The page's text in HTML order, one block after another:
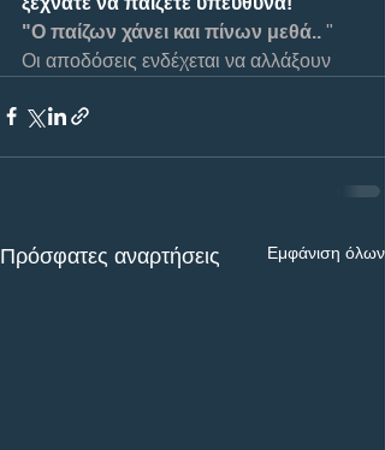
"Ο παίζων χάνει και πίνων μεθά.. "
Οι αποδόσεις ενδέχεται να αλλάξουν
Πρόσφατες αναρτήσεις Εμφάνιση όλων